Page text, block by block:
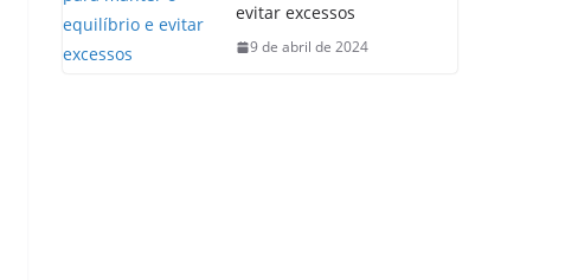
evitar excessos
9 de abril de 2024